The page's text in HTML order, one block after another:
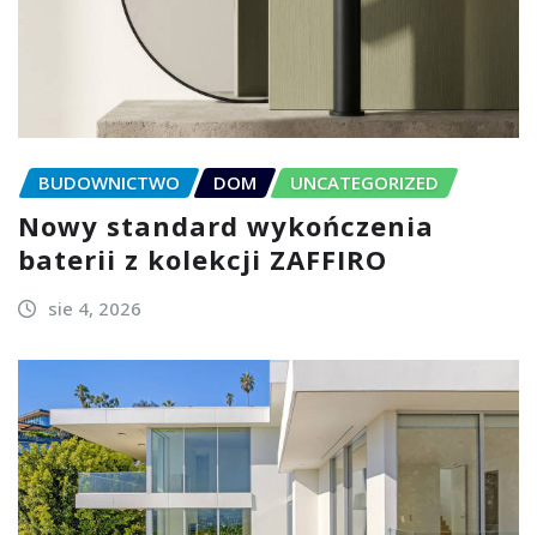
BUDOWNICTWO DOM UNCATEGORIZED
Nowy standard wykończenia
baterii z kolekcji ZAFFIRO
sie 4, 2026